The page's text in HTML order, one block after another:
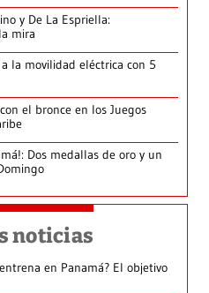
y De La Espriella:
mira
la movilidad eléctrica con 5
el bronce en los Juegos
Dos medallas de oro y un
noticias
en Panamá? El objetivo